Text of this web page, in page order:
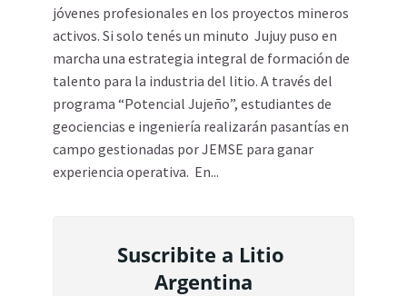
jóvenes profesionales en los proyectos mineros
activos. Si solo tenés un minuto Jujuy puso en
marcha una estrategia integral de formación de
talento para la industria del litio. A través del
programa “Potencial Jujeño”, estudiantes de
geociencias e ingeniería realizarán pasantías en
campo gestionadas por JEMSE para ganar
experiencia operativa. En...
Suscribite a Litio
Argentina